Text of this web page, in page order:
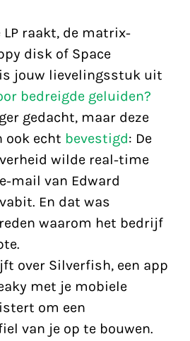
LP raakt, de matrix-
disk of Space
jouw lievelingsstuk uit
bedreigde geluiden?
gedacht, maar deze
ook echt bevestigd: De
wilde real-time
mail van Edward
En dat was
waarom het bedrijf
over Silverfish, een app
met je mobiele
om een
van je op te bouwen.